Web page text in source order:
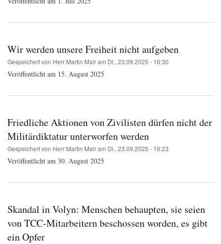
Wir werden unsere Freiheit nicht aufgeben
Gespeichert von Herr Martin Mairam Di., 23.09.2025 - 16:30
Veröffentlicht am 15. August 2025
Friedliche Aktionen von Zivilisten dürfen nicht der
Militärdiktatur unterworfen werden
Gespeichert von Herr Martin Mairam Di., 23.09.2025 - 16:23
Veröffentlicht am 30. August 2025
Skandal in Volyn: Menschen behaupten, sie seien
von TCC-Mitarbeitern beschossen worden, es gibt
ein Opfer